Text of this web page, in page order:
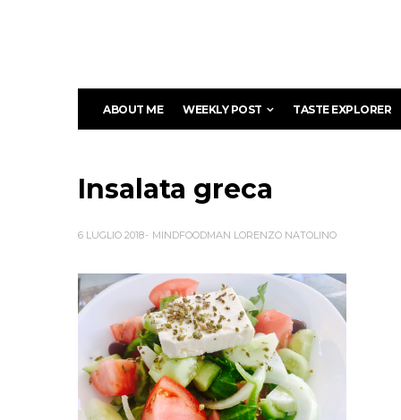
ABOUT ME WEEKLY POST TASTE EXPLORER
Insalata greca
6 LUGLIO 2018 MINDFOODMAN LORENZO NATOLINO